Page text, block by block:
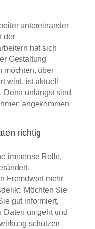
untereinander
der
hat sich
Gestaltung
möchten, über
wird, ist aktuell
Denn unlängst sind
angekommen
richtig
immense Rolle,
Fremdwort mehr
Möchten Sie
gut informiert,
Daten umgeht und
schützen